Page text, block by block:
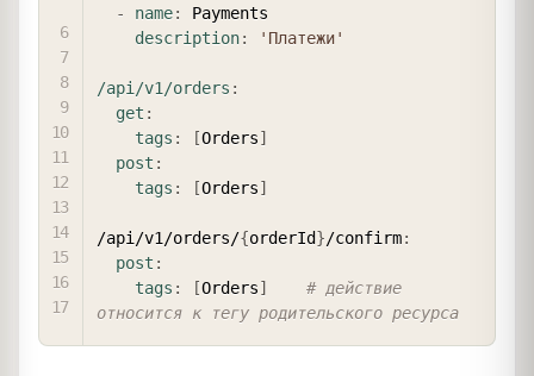
-
name:
Payments
description: 'Платежи'
/api/v1/orders :
get :
tags : [Orders]
post :
tags : [Orders]
/api/v1/orders/{orderId}/confirm:
post :
tags : [Orders]
# действие
относится к тегу родительского ресурса